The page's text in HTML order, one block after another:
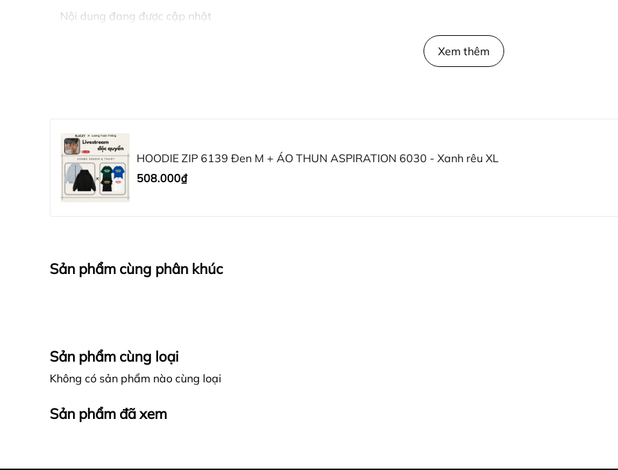
Nội dung đang được cập nhật
Xem thêm
HOODIE ZIP 6139 Đen M + ÁO THUN ASPIRATION 6030 - Xanh rêu XL
508.000₫
Sản phẩm cùng phân khúc
Sản phẩm cùng loại
Không có sản phẩm nào cùng loại
Sản phẩm đã xem